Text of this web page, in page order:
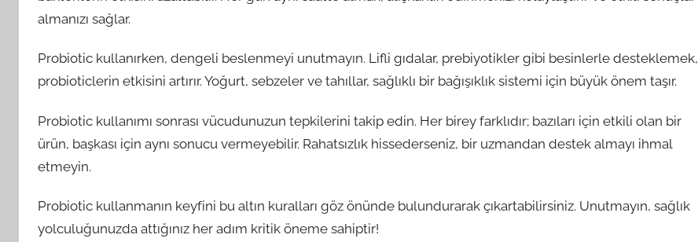
almanızı sağlar.
Probiotic kullanırken, dengeli beslenmeyi unutmayın. Lifli gıdalar, prebiyotikler gibi besinlerle desteklemek,
probioticlerin etkisini artırır. Yoğurt, sebzeler ve tahıllar, sağlıklı bir bağışıklık sistemi için büyük önem taşır.
Probiotic kullanımı sonrası vücudunuzun tepkilerini takip edin. Her birey farklıdır; bazıları için etkili olan bir
ürün, başkası için aynı sonucu vermeyebilir. Rahatsızlık hissederseniz, bir uzmandan destek almayı ihmal
etmeyin.
Probiotic kullanmanın keyfini bu altın kuralları göz önünde bulundurarak çıkartabilirsiniz. Unutmayın, sağlık
yolculuğunuzda attığınız her adım kritik öneme sahiptir!